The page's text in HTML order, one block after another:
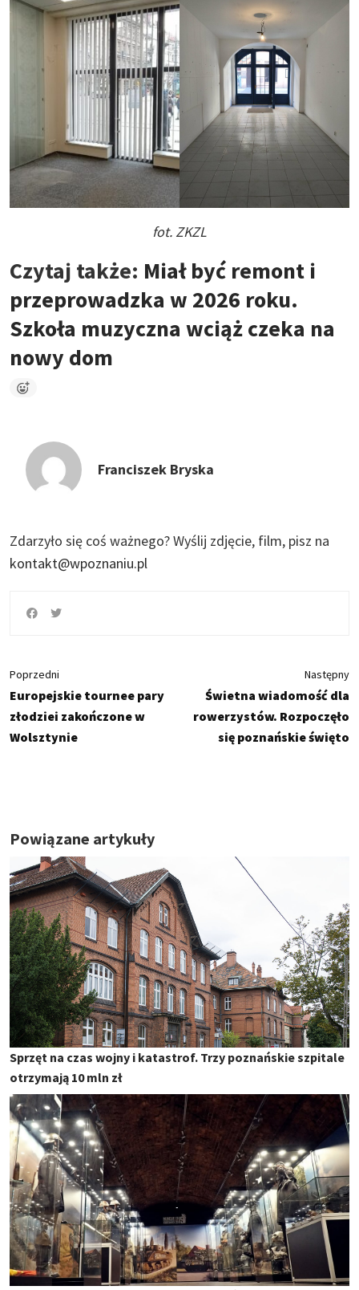
fot. ZKZL
Czytaj także: Miał być remont i
przeprowadzka w 2026 roku.
Szkoła muzyczna wciąż czeka na
nowy dom
Franciszek Bryska
Zdarzyło się coś ważnego?Wyślij zdjęcie, film, pisz na
kontakt@wpoznaniu.pl
Poprzedni
Europejskie tournee pary
złodziei zakończone w
Wolsztynie
Następny
Świetna wiadomość dla
rowerzystów. Rozpoczęło
się poznańskie święto
Powiązane artykuły
Sprzęt na czas wojny i katastrof. Trzy poznańskie szpitale
otrzymają 10 mln zł